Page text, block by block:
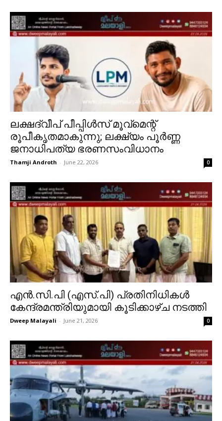
ലക്ഷദ്വീപ് പീപ്പിൾസ് മൂവ്‌മെന്റ്
രൂപീകൃതമാകുന്നു; ലക്ഷ്യം പൂർണ്ണ
ജനാധിപത്യ ഭരണസംവിധാനം
Thamji Androth - June 22, 2026 0
എൻ.സി.പി (എസ്.പി) പ്രതിനിധികൾ
കേന്ദ്രമന്ത്രിയുമായി കൂടിക്കാഴ്ച നടത്തി
Dweep Malayali - June 21, 2026 0